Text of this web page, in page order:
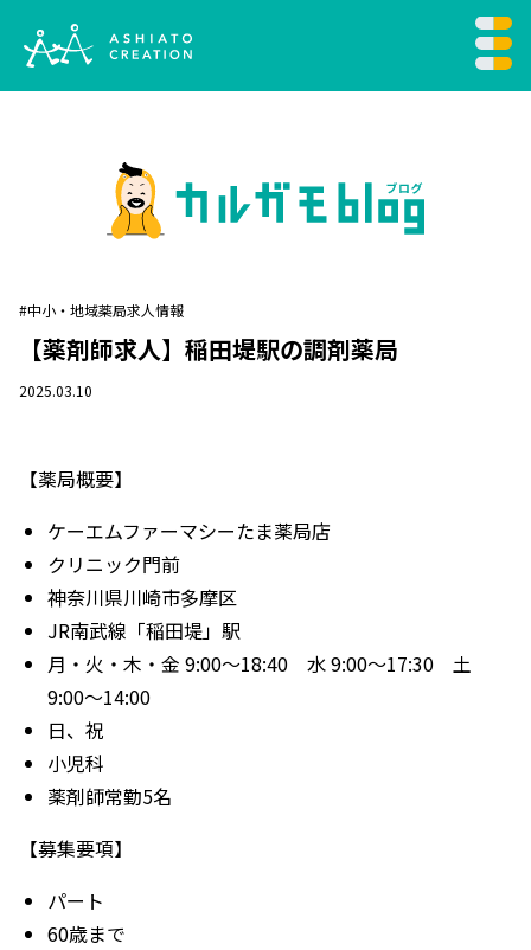
#中小・地域薬局求人情報
【薬剤師求人】稲田堤駅の調剤薬局
2025.03.10
【薬局概要】
ケーエムファーマシーたま薬局店
クリニック門前
神奈川県川崎市多摩区
JR南武線「稲田堤」駅
月・火・木・金 9:00～18:40 水 9:00～17:30 土
9:00～14:00
日、祝
小児科
薬剤師常勤5名
【募集要項】
パート
60歳まで